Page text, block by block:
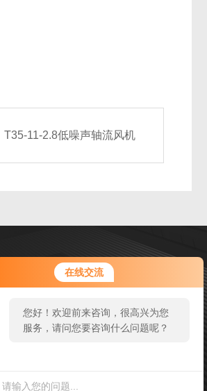
在线交流
您好！欢迎前来咨询，很高兴为您
服务，请问您要咨询什么问题呢？
了需求产品，您可以直接在线与我
T35-11-2.8低噪声轴流风机
市上虞区上浦镇104国道东侧上浦工业园